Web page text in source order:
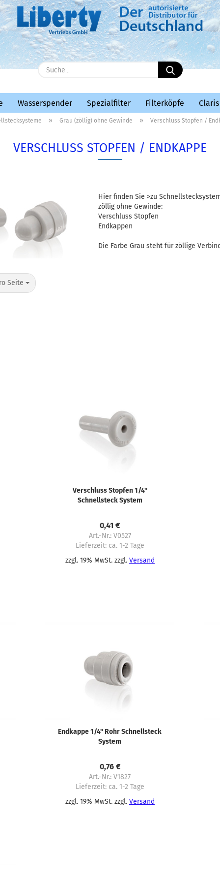
E-Mail
Konto erstellen
Suche...
Wasserspender Spezialfilter Filterköpfe
» Grau (zöllig) ohne Gewinde » Verschluss Stopfen /
VERSCHLUSS STOPFEN / ENDKAPPE
Hier finden Sie >zu
zöllig ohne Gewinde:
Verschluss Stopfen
Endkappen
Die Farbe Grau steht für zöllige
Seite
Verschluss Stopfen 1/4"
Schnellsteck System
0,41 €
Art.-Nr.: V0527
Lieferzeit: ca. 1-2 Tage
zzgl. 19% MwSt. zzgl. Versand
Endkappe 1/4" Rohr Schnellsteck
System
0,76 €
Art.-Nr.: V1827
Lieferzeit: ca. 1-2 Tage
zzgl. 19% MwSt. zzgl. Versand